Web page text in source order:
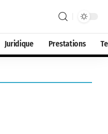
Juridique Prestations